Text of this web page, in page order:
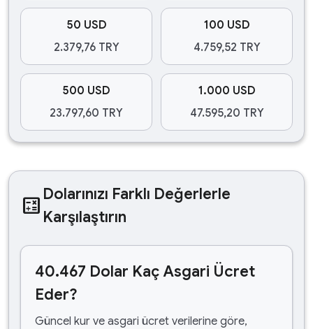
50 USD
2.379,76 TRY
100 USD
4.759,52 TRY
500 USD
23.797,60 TRY
1.000 USD
47.595,20 TRY
calculate Dolarınızı Farklı Değerlerle
Karşılaştırın
40.467 Dolar Kaç Asgari Ücret
Eder?
Güncel kur ve asgari ücret verilerine göre,